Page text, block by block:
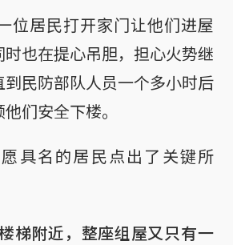
位居民打开家门让他们进屋
也在提心吊胆，担心火势继
民防部队人员一个多小时后
们安全下楼。
具名的居民点出了关键所
梯附近，整座组屋又只有一